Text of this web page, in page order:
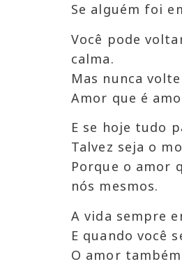
Se alguém foi
Você pode
calma.
Mas nunca
Amor que é
E se hoje tudo
Talvez seja o
Porque o amor
nós mesmos.
A vida sempre
E quando você
O amor